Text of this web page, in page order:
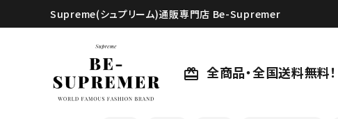
Supreme(シュプリーム)通販専門店 Be-Supremer
card_giftcard 全商品・全国送料無料！